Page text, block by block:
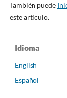
También puede
este artículo.
Idioma
English
Español